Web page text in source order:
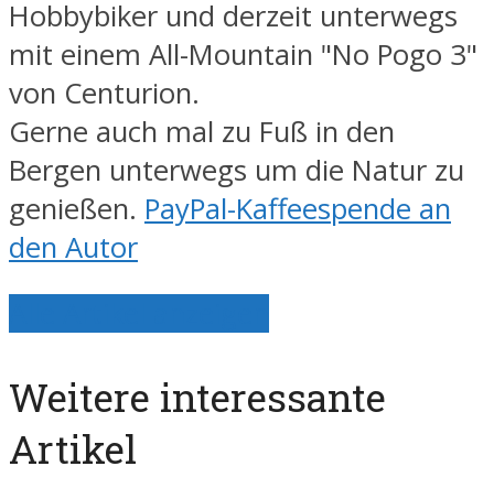
Hobbybiker und derzeit unterwegs
mit einem All-Mountain "No Pogo 3"
von Centurion.
Gerne auch mal zu Fuß in den
Bergen unterwegs um die Natur zu
genießen. PayPal-Kaffeespende an
den Autor
Weitere interessante
Artikel